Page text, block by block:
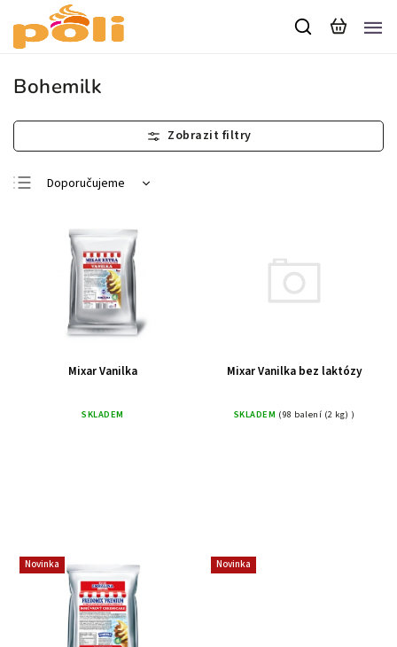
Bohemilk
Doporučujeme
Nejdražší
Nejprodávanější
Abecedně
Mixar Vanilka
SKLADEM
Mixar Vanilka bez laktózy
SKLADEM (98 balení (2 kg) )
Novinka Novinka